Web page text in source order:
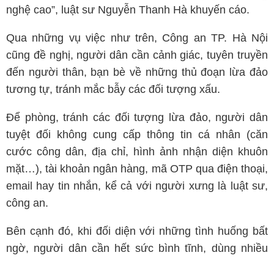
nghệ cao”, luật sư Nguyễn Thanh Hà khuyến cáo.
Qua những vụ việc như trên, Công an TP. Hà Nội
cũng đề nghị, người dân cần cảnh giác, tuyên truyền
đến người thân, bạn bè về những thủ đoạn lừa đảo
tương tự, tránh mắc bẫy các đối tượng xấu.
Để phòng, tránh các đối tượng lừa đảo, người dân
tuyệt đối không cung cấp thông tin cá nhân (căn
cước công dân, địa chỉ, hình ảnh nhận diện khuôn
mặt…), tài khoản ngân hàng, mã OTP qua điện thoại,
email hay tin nhắn, kể cả với người xưng là luật sư,
công an.
Bên cạnh đó, khi đối diện với những tình huống bất
ngờ, người dân cần hết sức bình tĩnh, dùng nhiều